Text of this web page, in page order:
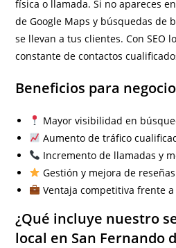
física o llamada. Si no apareces
de Google Maps y búsquedas de
se llevan a tus clientes. Con SEO
constante de contactos
Beneficios para
Mayor visibilidad en
Aumento de tráfico
Incremento de llamadas y
Gestión y mejora de
Ventaja competitiva frente a
¿Qué incluye nuestro
local en San Fernando